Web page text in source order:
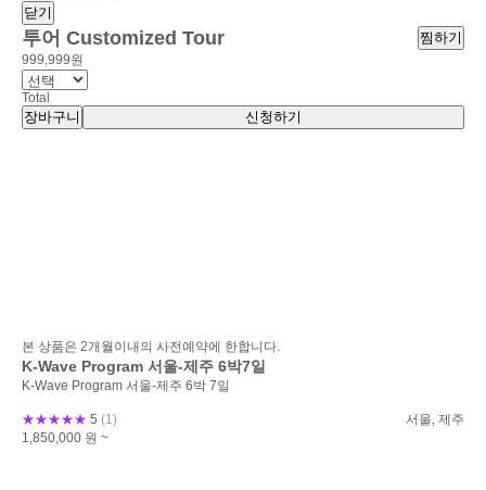
닫기
투어 Customized Tour 찜하기
999,999원
Total
장바구니 신청하기
본 상품은 2개월이내의 사전예약에 한합니다.
K-Wave Program 서울-제주 6박7일
K-Wave Program 서울-제주 6박 7일
★★★★★ 5 (1)
서울, 제주
1,850,000 원 ~